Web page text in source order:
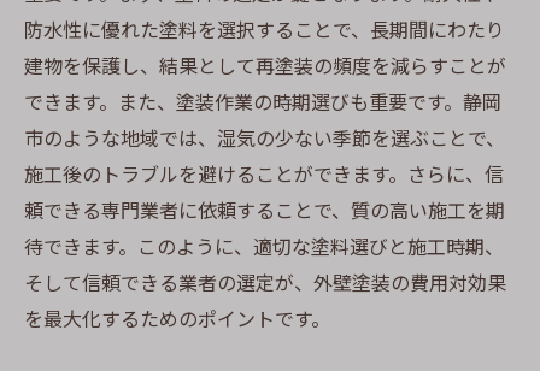
防水性に優れた塗料を選択することで、長期間にわたり
建物を保護し、結果として再塗装の頻度を減らすことが
できます。また、塗装作業の時期選びも重要です。静岡
市のような地域では、湿気の少ない季節を選ぶことで、
施工後のトラブルを避けることができます。さらに、信
頼できる専門業者に依頼することで、質の高い施工を期
待できます。このように、適切な塗料選びと施工時期、
そして信頼できる業者の選定が、外壁塗装の費用対効果
を最大化するためのポイントです。